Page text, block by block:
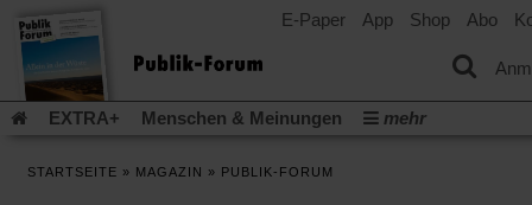
E-Paper App Shop Abo
EXTRA+ Menschen & Meinungen
mehr
STARTSEITE » MAGAZIN » PUBLIK-FORUM